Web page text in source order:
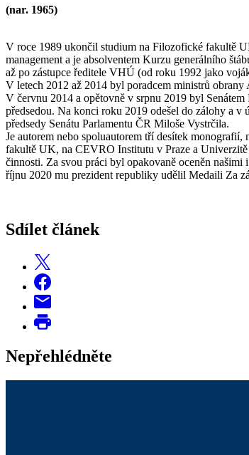
(nar. 1965)
V roce 1989 ukončil studium na Filozofické fakultě
management a je absolventem Kurzu generálního
až po zástupce ředitele VHÚ (od roku 1992 jako
V letech 2012 až 2014 byl poradcem ministrů
V červnu 2014 a opětovně v srpnu 2019 byl
předsedou. Na konci roku 2019 odešel do zálohy a
předsedy Senátu Parlamentu ČR Miloše Vystrčila.
Je autorem nebo spoluautorem tří desítek
fakultě UK, na CEVRO Institutu v Praze a Univerzitě
činnosti. Za svou práci byl opakovaně oceněn
říjnu 2020 mu prezident republiky udělil Medaili Za
Sdílet článek
Nepřehlédněte